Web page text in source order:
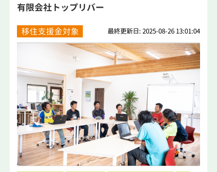
有限会社トップリバー
移住支援金対象 最終更新日: 2025-08-26 13:01:04